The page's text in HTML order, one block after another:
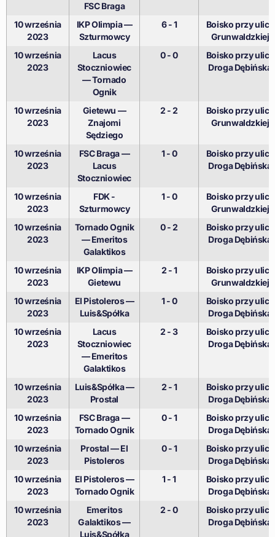
FSC Braga
10 września
2023
IKP Olimpia —
Szturmowcy
6 - 1
Boisko przy ulicy
Grunwaldzkiej
10 września
2023
Lacus
Stoczniowiec
— Tornado
Ognik
0 - 0
Boisko przy ulicy
Droga Dębińska
10 września
2023
Gietewu —
Znajomi
Sędziego
2 - 2
Boisko przy ulicy
Grunwaldzkiej
10 września
2023
FSC Braga —
Lacus
Stoczniowiec
1 - 0
Boisko przy ulicy
Droga Dębińska
10 września
2023
FDK -
Szturmowcy
1 - 0
Boisko przy ulicy
Grunwaldzkiej
10 września
2023
Tornado Ognik
— Emeritos
Galaktikos
0 - 2
Boisko przy ulicy
Droga Dębińska
10 września
2023
IKP Olimpia —
Gietewu
2 - 1
Boisko przy ulicy
Grunwaldzkiej
10 września
2023
El Pistoleros —
Luis&Spółka
1 - 0
Boisko przy ulicy
Droga Dębińska
10 września
2023
Lacus
Stoczniowiec
— Emeritos
Galaktikos
2 - 3
Boisko przy ulicy
Droga Dębińska
10 września
2023
Luis&Spółka —
Prostal
2 - 1
Boisko przy ulicy
Droga Dębińska
10 września
2023
FSC Braga —
Tornado Ognik
0 - 1
Boisko przy ulicy
Droga Dębińska
10 września
2023
Prostal — El
Pistoleros
0 - 1
Boisko przy ulicy
Droga Dębińska
10 września
2023
El Pistoleros —
Tornado Ognik
1 - 1
Boisko przy ulicy
Droga Dębińska
10 września
2023
Emeritos
Galaktikos —
Luis&Spółka
2 - 0
Boisko przy ulicy
Droga Dębińska